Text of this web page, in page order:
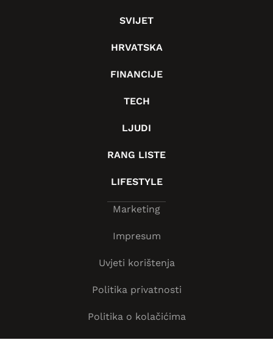
SVIJET
HRVATSKA
FINANCIJE
TECH
LJUDI
RANG LISTE
LIFESTYLE
Marketing
Impresum
Uvjeti korištenja
Politika privatnosti
Politika o kolačićima